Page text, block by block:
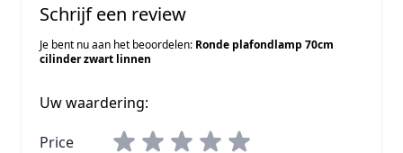
Schrijf een review
Je bent nu aan het beoordelen: Ronde plafondlamp 70cm
cilinder zwart linnen
Uw waardering:
Price